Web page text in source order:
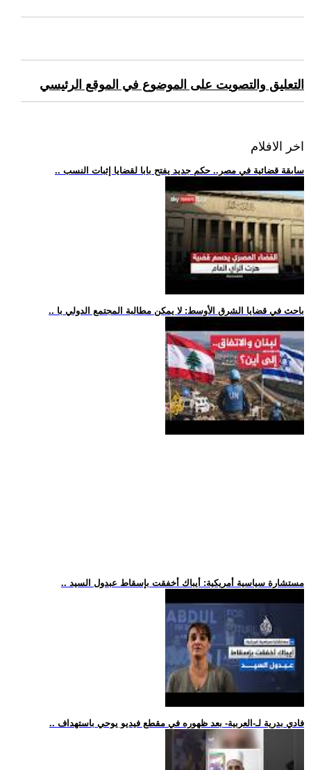
التعليق والتصويت على الموضوع في الموقع الرئيسي
اخر الافلام
.. سابقة قضائية في مصر.. حكم جديد يفتح بابا لقضايا إثبات النسب
.. باحث في قضايا الشرق الأوسط: لا يمكن مطالبة المجتمع الدولي با
.. مستشارة سياسية أمريكية: أيباك أخفقت بإسقاط عبدول السيد
.. فادي بدرية لـ-العربية- بعد ظهوره في مقطع فيديو يوحي باستهداف